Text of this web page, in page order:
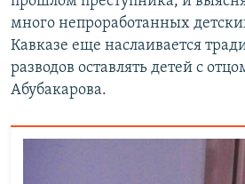
много непроработанных
Кавказе еще наслаивается
разводов оставлять детей с
Абубакарова.